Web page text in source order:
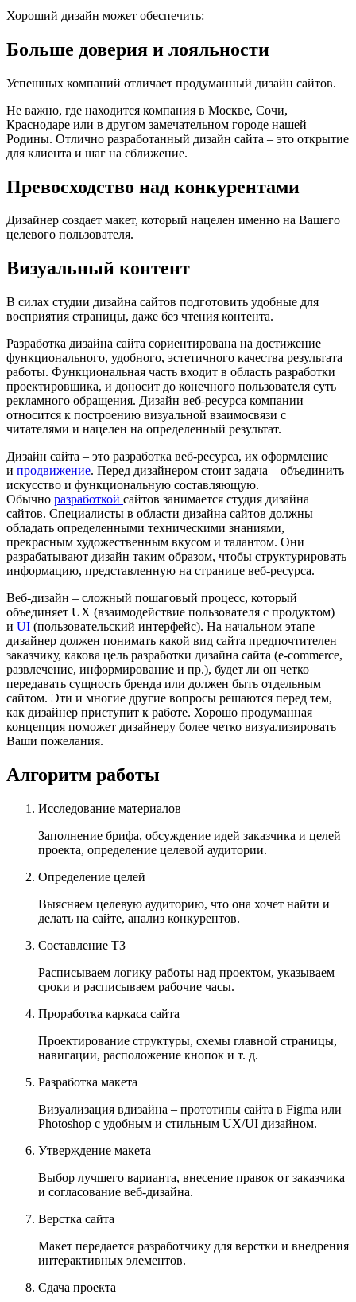
Хороший дизайн может обеспечить:
Больше доверия и лояльности
Успешных компаний отличает продуманный дизайн сайтов.
Не важно, где находится компания в Москве, Сочи,
Краснодаре или в другом замечательном городе нашей
Родины. Отлично разработанный дизайн сайта – это открытие
для клиента и шаг на сближение.
Превосходство над конкурентами
Дизайнер создает макет, который нацелен именно на Вашего
целевого пользователя.
Визуальный контент
В силах студии дизайна сайтов подготовить удобные для
восприятия страницы, даже без чтения контента.
Разработка дизайна сайта сориентирована на достижение
функционального, удобного, эстетичного качества результата
работы. Функциональная часть входит в область разработки
проектировщика, и доносит до конечного пользователя суть
рекламного обращения. Дизайн веб-ресурса компании
относится к построению визуальной взаимосвязи с
читателями и нацелен на определенный результат.
Дизайн сайта – это разработка веб-ресурса, их оформление
и продвижение. Перед дизайнером стоит задача – объединить
искусство и функциональную составляющую.
Обычно разработкой сайтов занимается студия дизайна
сайтов. Специалисты в области дизайна сайтов должны
обладать определенными техническими знаниями,
прекрасным художественным вкусом и талантом. Они
разрабатывают дизайн таким образом, чтобы структурировать
информацию, представленную на странице веб-ресурса.
Веб-дизайн – сложный пошаговый процесс, который
объединяет UX (взаимодействие пользователя с продуктом)
и UI (пользовательский интерфейс). На начальном этапе
дизайнер должен понимать какой вид сайта предпочтителен
заказчику, какова цель разработки дизайна сайта (e-commerce,
развлечение, информирование и пр.), будет ли он четко
передавать сущность бренда или должен быть отдельным
сайтом. Эти и многие другие вопросы решаются перед тем,
как дизайнер приступит к работе. Хорошо продуманная
концепция поможет дизайнеру более четко визуализировать
Ваши пожелания.
Алгоритм работы
Исследование материалов
Заполнение брифа, обсуждение идей заказчика и целей
проекта, определение целевой аудитории.
Определение целей
Выясняем целевую аудиторию, что она хочет найти и
делать на сайте, анализ конкурентов.
Составление ТЗ
Расписываем логику работы над проектом, указываем
сроки и расписываем рабочие часы.
Проработка каркаса сайта
Проектирование структуры, схемы главной страницы,
навигации, расположение кнопок и т. д.
Разработка макета
Визуализация вдизайна – прототипы сайта в Figma или
Photoshop с удобным и стильным UX/UI дизайном.
Утверждение макета
Выбор лучшего варианта, внесение правок от заказчика
и согласование веб-дизайна.
Верстка сайта
Макет передается разработчику для верстки и внедрения
интерактивных элементов.
Сдача проекта